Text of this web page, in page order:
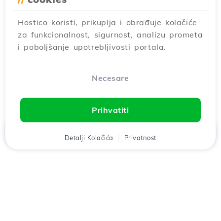
Hostico koristi, prikuplja i obrađuje kolačiće
za funkcionalnost, sigurnost, analizu prometa
i poboljšanje upotrebljivosti portala.
Necesare
Prihvatiti
Detalji Kolačića Privatnost
Klijent Кошара Razgovor